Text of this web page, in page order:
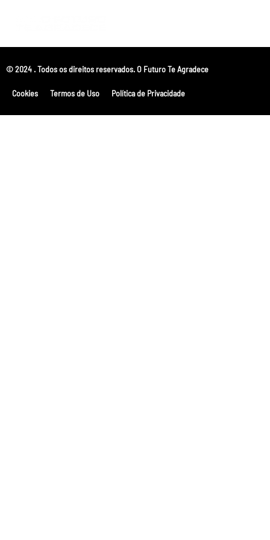
© 2024 . Todos os direitos reservados. O Futuro Te Agradece
Cookies Termos de Uso Política de Privacidade